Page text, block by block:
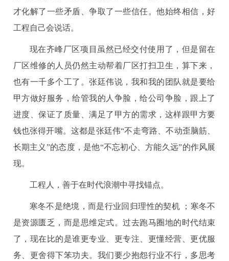
才化解了一些矛盾、争取了一些信任。他始终相信，好
工程自己会说话。
现在齐峰厂区项目虽然已经交付使用了，但是留在
厂区维修的人员仍然主动帮着厂区打扫卫生，算下来，
也有一千多个工了。张廷伟说，我和我的团队就是要给
甲方做好服务，给管我的人争脸，给公司争脸，跟上了
进度、保证了质量、满足了甲方的需求，这样跟甲方要
钱也张得开嘴。这都是张廷伟“不走弯路、不动歪脑筋、
长期主义”的态度，是他“不忘初心、方能久远”的作风展
现。
工程人，善于在时代浪潮中寻找锚点。
寒冬不是绝境，而是行业回归理性的契机 ；寒冬不
是资源匮乏，而是思维定式。过去跑马圈地的时代结束
了，现在比的是谁更专业、更专注、更懂经营、更优服
务、更舍得下笨功夫。我们要少抱怨行业不行，多思考